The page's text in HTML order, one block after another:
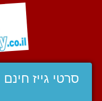
סרטי גייז חינם